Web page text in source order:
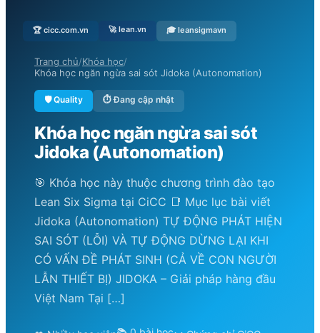
🏆 cicc.com.vn 🚀 lean.vn 🎓 leansigmavn
Trang chủ/Khóa học/
Khóa học ngăn ngừa sai sót Jidoka (Autonomation)
🛡️ Quality ⏱ Đang cập nhật
Khóa học ngăn ngừa sai sót
Jidoka (Autonomation)
🎯 Khóa học này thuộc chương trình đào tạo
Lean Six Sigma tại CiCC 📑 Mục lục bài viết
Jidoka (Autonomation) TỰ ĐỘNG PHÁT HIỆN
SAI SÓT (LỖI) VÀ TỰ ĐỘNG DỪNG LẠI KHI
CÓ VẤN ĐỀ PHÁT SINH (CẢ VỀ CON NGƯỜI
LẪN THIẾT BỊ) JIDOKA – Giải pháp hàng đầu
Việt Nam Tại […]